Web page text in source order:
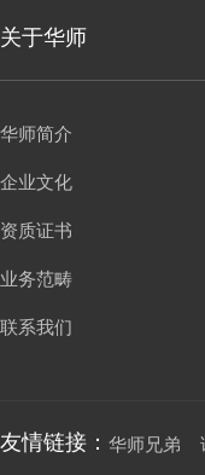
关于华师
华师简介
企业文化
资质证书
业务范畴
联系我们
友情链接： 华师兄弟